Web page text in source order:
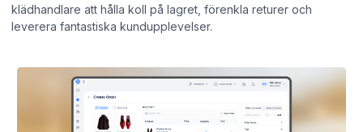
klädhandlare att hålla koll på lagret, förenkla returer och
leverera fantastiska kundupplevelser.